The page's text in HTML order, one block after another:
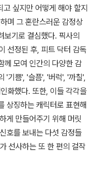
싶지만 어떻게 해야 할지
며 그 혼란스러운 감정상
보기로 결심했다. 픽사의
선정된 후, 피트 닥터 감독
께 모여 인간의 다양한 감
'기쁨', '슬픔', '버럭', '까칠',
화했다. 또한, 이들 각각을
상징하는 캐릭터로 표현해
게 만들어주기 위해 머릿
호를 보내는 다섯 감정들
선사하는 또 한 편의 걸작